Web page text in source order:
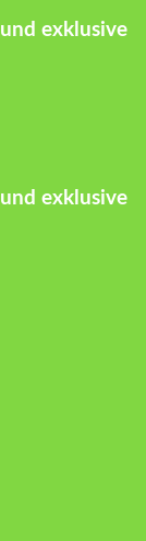
exklusive
exklusive